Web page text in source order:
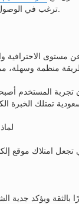
ترغب في الوصول إلى جمهور أكبر وتعزيز حضورها عبر الإنترنت.
عن مستوى
تجربة المستخدم